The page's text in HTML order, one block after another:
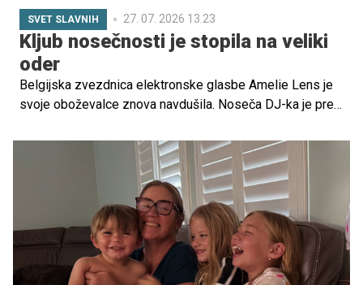
SVET SLAVNIH 27. 07. 2026 13.23
Kljub nosečnosti je stopila na veliki
oder
Belgijska zvezdnica elektronske glasbe Amelie Lens je
svoje oboževalce znova navdušila. Noseča DJ-ka je pred
spektakularni šov AURA in sporočila, da se bo z
oboževalci srečala na odru Freedom Stage ob 22. uri.